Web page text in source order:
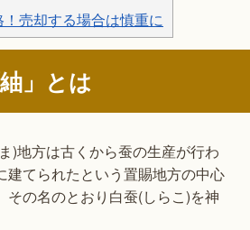
売却する場合は慎重に
」とは
)地方は古くから蚕の生産が行わ
建てられたという置賜地方の中心
その名のとおり白蚕(しらこ)を神